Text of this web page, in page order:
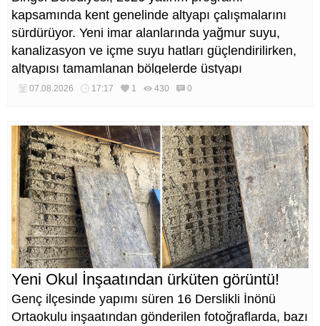
kapsamında kent genelinde altyapı çalışmalarını
sürdürüyor. Yeni imar alanlarında yağmur suyu,
kanalizasyon ve içme suyu hatları güçlendirilirken,
altyapısı tamamlanan bölgelerde üstyapı
düzenlemeleri de eş zamanlı yürütülüyor.
07.08.2026 17:17 1 430 0
Yeni Okul İnşaatından ürküten görüntü!
Genç ilçesinde yapımı süren 16 Derslikli İnönü
Ortaokulu inşaatından gönderilen fotoğraflarda, bazı